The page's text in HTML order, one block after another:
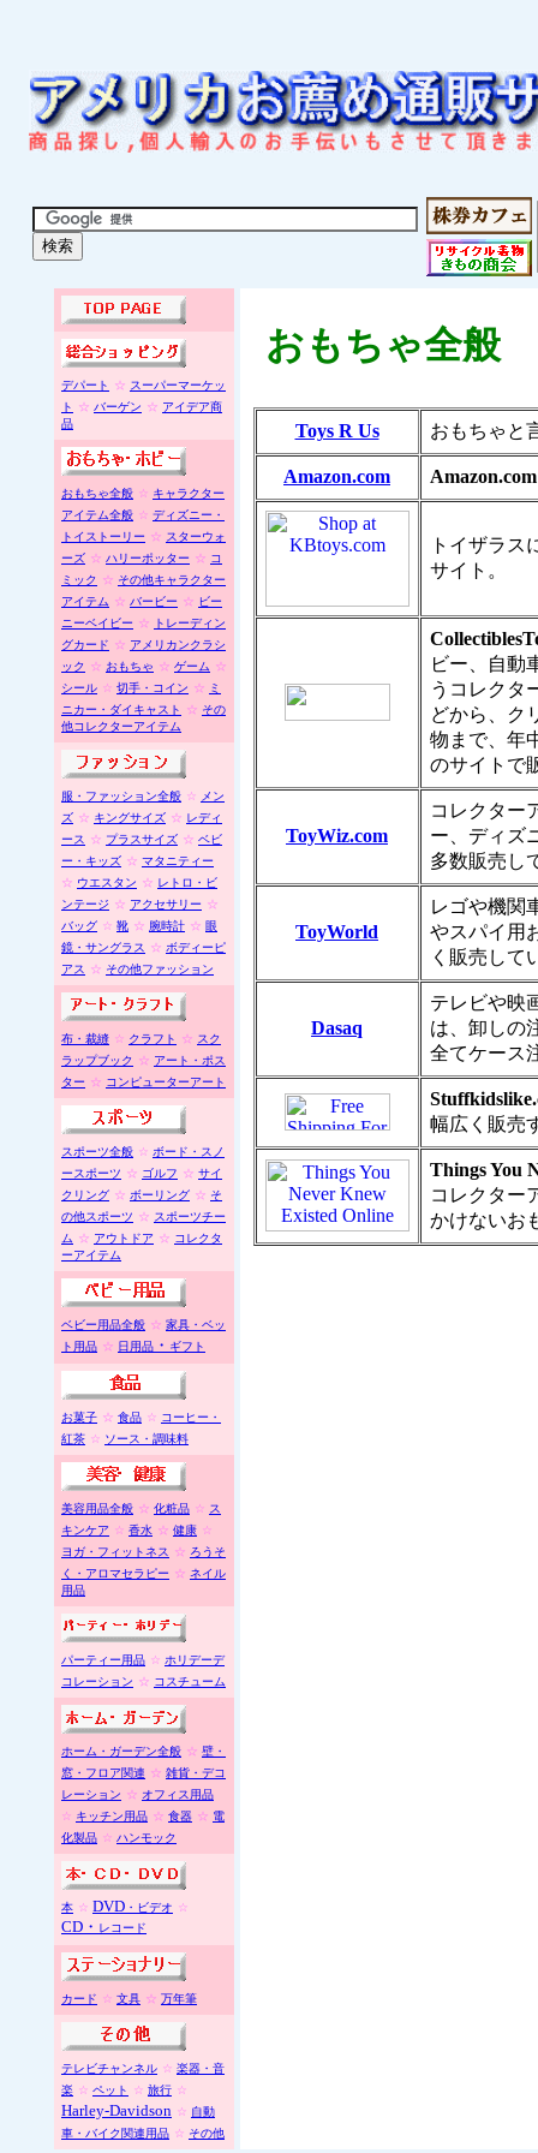
デパート ☆ スーパーマーケッ
ト
☆ バーゲン ☆ アイデア商
品
おもちゃ全般 ☆ キャラクター
アイテム全般 ☆ ディズニー・
トイストーリー ☆ スターウォ
ーズ ☆ ハリーポッター ☆ コ
ミック ☆ その他キャラクター
アイテム ☆ バービー ☆ ビー
ニーベイビー ☆
トレーディン
グカード ☆ アメリカンクラシ
ック ☆ おもちゃ ☆ ゲーム ☆
シール ☆ 切手・コイン ☆ ミ
ニカー・ダイキャスト
☆ その
他コレクターアイテム
服・ファッション全般 ☆
メン
ズ ☆ キングサイズ ☆ レディ
ース
☆ プラスサイズ ☆ ベビ
ー・キッズ ☆ マタニティー
☆ ウエスタン ☆ レトロ・ビ
ンテージ ☆ アクセサリー ☆
バッグ ☆ 靴 ☆ 腕時計 ☆ 眼
鏡・サングラス
☆ ボディーピ
アス
☆ その他ファッション
布・裁縫 ☆ クラフト ☆ スク
ラップブック ☆ アート・ポス
ター ☆ コンピューターアート
スポーツ全般 ☆ ボード・スノ
ースポーツ ☆ ゴルフ ☆ サイ
クリング ☆ ボーリング ☆ そ
の他スポーツ ☆ スポーツチー
ム ☆ アウトドア ☆ コレクタ
ーアイテム
ベビー用品全般 ☆ 家具・ベッ
ト用品 ☆ 日用品 ・ ギフト
お菓子 ☆ 食品 ☆ コーヒー・
紅茶 ☆ ソース・調味料
美容用品全般 ☆ 化粧品 ☆ ス
キンケア ☆ 香水 ☆ 健康 ☆
ヨガ・フィットネス
☆ ろうそ
く・アロマセラピー ☆ ネイル
用品
パーティー用品 ☆ ホリデーデ
コレーション ☆ コスチューム
ホーム・ガーデン全般 ☆ 壁・
窓・フロア関連 ☆ 雑貨・デコ
レーション ☆ オフィス用品
☆ キッチン用品 ☆ 食器 ☆ 電
化製品 ☆ ハンモック
本 ☆ DVD ・ビデオ ☆
CD ・ レコード
カード ☆ 文具 ☆ 万年筆
テレビチャンネル ☆ 楽器・音
楽 ☆ ペット ☆ 旅行 ☆
Harley-Davidson ☆ 自動
車・バイク関連用品 ☆ その他
おもちゃ全般
Toys R Us おもちゃ
Amazon.com Amazon.com
トイザラス
サイト。
ビー、自動
うコレクタ
どから、ク
物まで、年
のサイトで
ToyWiz.com
コレクター
ー、ディズ
多数販売し
ToyWorld
レゴや機関
やスパイ用
く販売して
Dasaq
テレビや映
は、卸しの
全てケース
幅広く販売
Things You
コレクター
かけないお